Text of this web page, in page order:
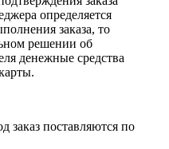
определяется
заказа, то
решении об
денежные средства
заказ поставляются по